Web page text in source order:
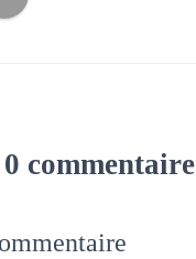
0 commentaire